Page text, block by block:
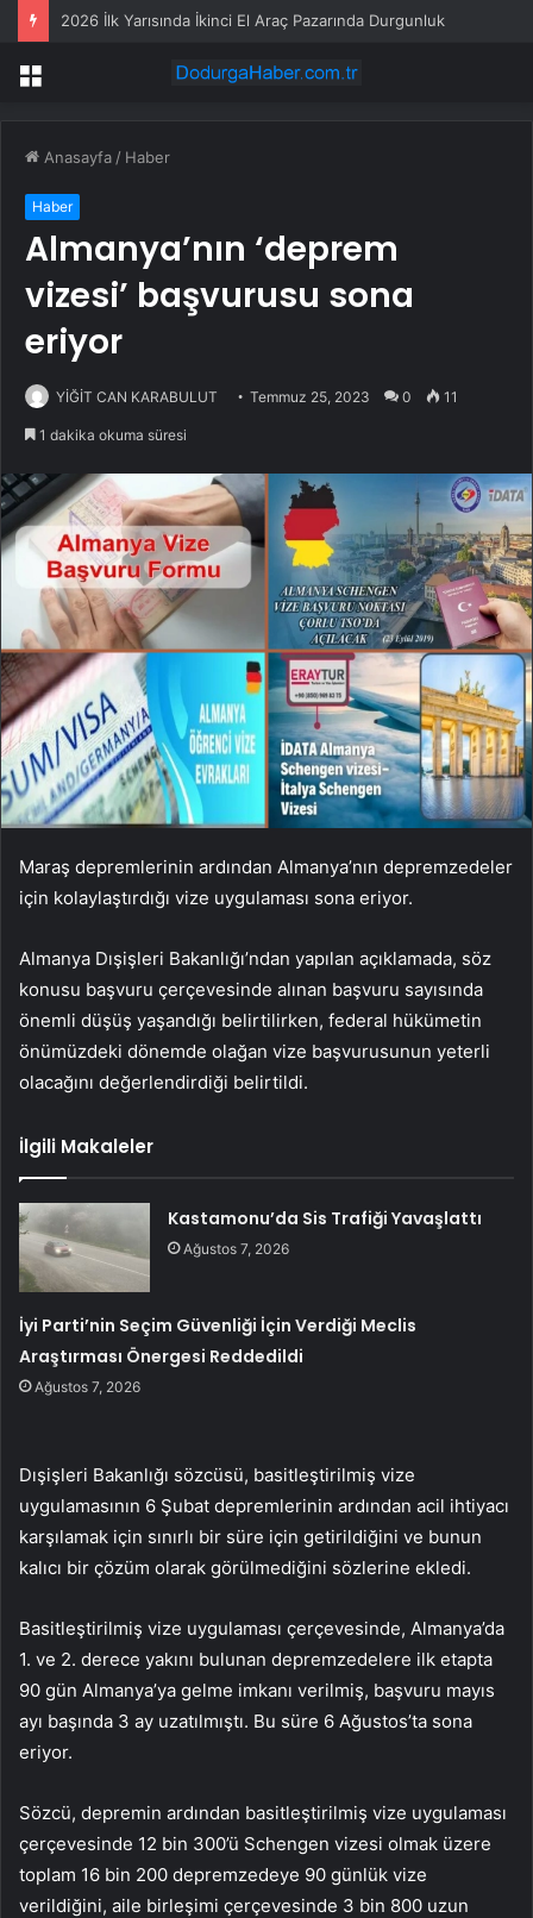
2026 İlk Yarısında İkinci El Araç Pazarında Durgunluk
Menü
Anasayfa / Haber
Haber
Almanya’nın ‘deprem
vizesi’ başvurusu sona
eriyor
YİĞİT CAN KARABULUT Temmuz 25, 2023 0 11
1 dakika okuma süresi
Maraş depremlerinin ardından Almanya’nın depremzedeler
için kolaylaştırdığı vize uygulaması sona eriyor.
Almanya Dışişleri Bakanlığı’ndan yapılan açıklamada, söz
konusu başvuru çerçevesinde alınan başvuru sayısında
önemli düşüş yaşandığı belirtilirken, federal hükümetin
önümüzdeki dönemde olağan vize başvurusunun yeterli
olacağını değerlendirdiği belirtildi.
İlgili Makaleler
Kastamonu’da Sis Trafiği Yavaşlattı
Ağustos 7, 2026
İyi Parti’nin Seçim Güvenliği İçin Verdiği Meclis
Araştırması Önergesi Reddedildi
Ağustos 7, 2026
Dışişleri Bakanlığı sözcüsü, basitleştirilmiş vize
uygulamasının 6 Şubat depremlerinin ardından acil ihtiyacı
karşılamak için sınırlı bir süre için getirildiğini ve bunun
kalıcı bir çözüm olarak görülmediğini sözlerine ekledi.
Basitleştirilmiş vize uygulaması çerçevesinde, Almanya’da
1. ve 2. derece yakını bulunan depremzedelere ilk etapta
90 gün Almanya’ya gelme imkanı verilmiş, başvuru mayıs
ayı başında 3 ay uzatılmıştı. Bu süre 6 Ağustos’ta sona
eriyor.
Sözcü, depremin ardından basitleştirilmiş vize uygulaması
çerçevesinde 12 bin 300’ü Schengen vizesi olmak üzere
toplam 16 bin 200 depremzedeye 90 günlük vize
verildiğini, aile birleşimi çerçevesinde 3 bin 800 uzun